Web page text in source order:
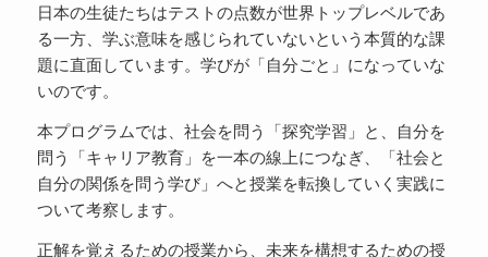
日本の生徒たちはテストの点数が世界トップレベルであ
る一方、学ぶ意味を感じられていないという本質的な課
題に直面しています。学びが「自分ごと」になっていな
いのです。
本プログラムでは、社会を問う「探究学習」と、自分を
問う「キャリア教育」を一本の線上につなぎ、「社会と
自分の関係を問う学び」へと授業を転換していく実践に
ついて考察します。
正解を覚えるための授業から、未来を構想するための授